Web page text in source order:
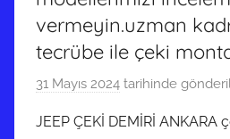
vermeyin.uzman
tecrübe ile çeki
31 Mayıs 2024 tarihinde
JEEP ÇEKİ DEMİRİ ANKARA